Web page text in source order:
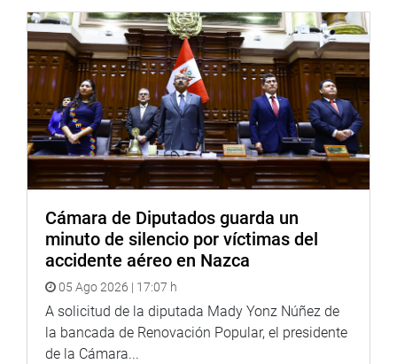
Cámara de Diputados guarda un
minuto de silencio por víctimas del
accidente aéreo en Nazca
05 Ago 2026 | 17:07 h
A solicitud de la diputada Mady Yonz Núñez de
la bancada de Renovación Popular, el presidente
de la Cámara...